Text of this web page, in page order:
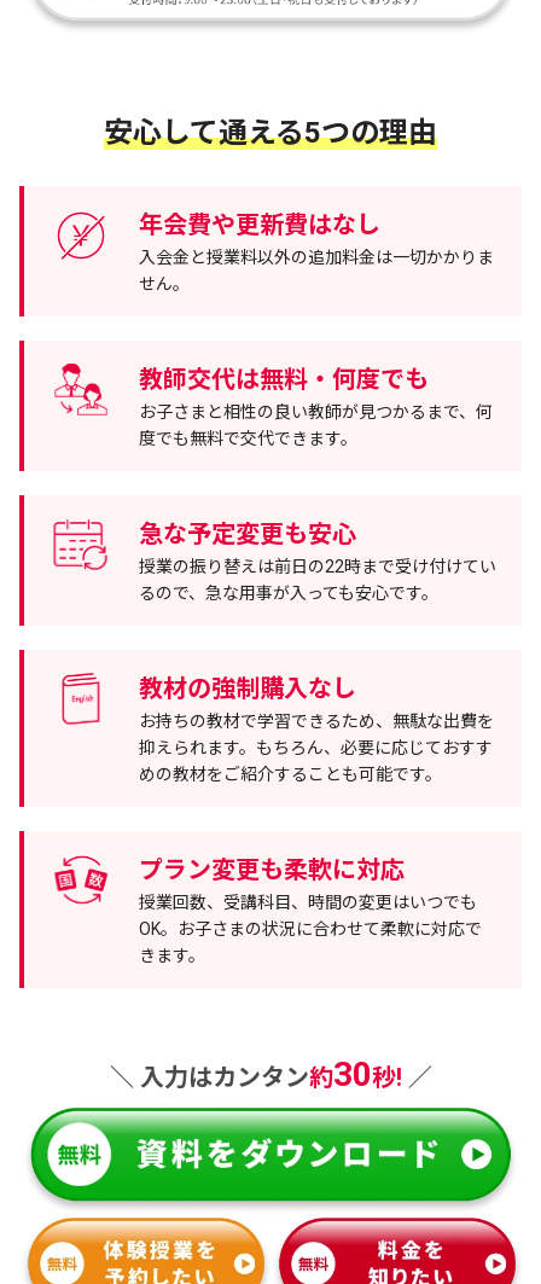
安心して通える5つの理由
年会費や更新費はなし
入会金と授業料以外の追加料金は一切かかりま
せん。
教師交代は無料・何度でも
お子さまと相性の良い教師が見つかるまで、何
度でも無料で交代できます。
急な予定変更も安心
授業の振り替えは前日の22時まで受け付けてい
るので、急な用事が入っても安心です。
教材の強制購入なし
お持ちの教材で学習できるため、無駄な出費を
抑えられます。もちろん、必要に応じておすす
めの教材をご紹介することも可能です。
プラン変更も柔軟に対応
授業回数、受講科目、時間の変更はいつでも
OK。お子さまの状況に合わせて柔軟に対応で
きます。
＼ 入力はカンタン約30秒! ／